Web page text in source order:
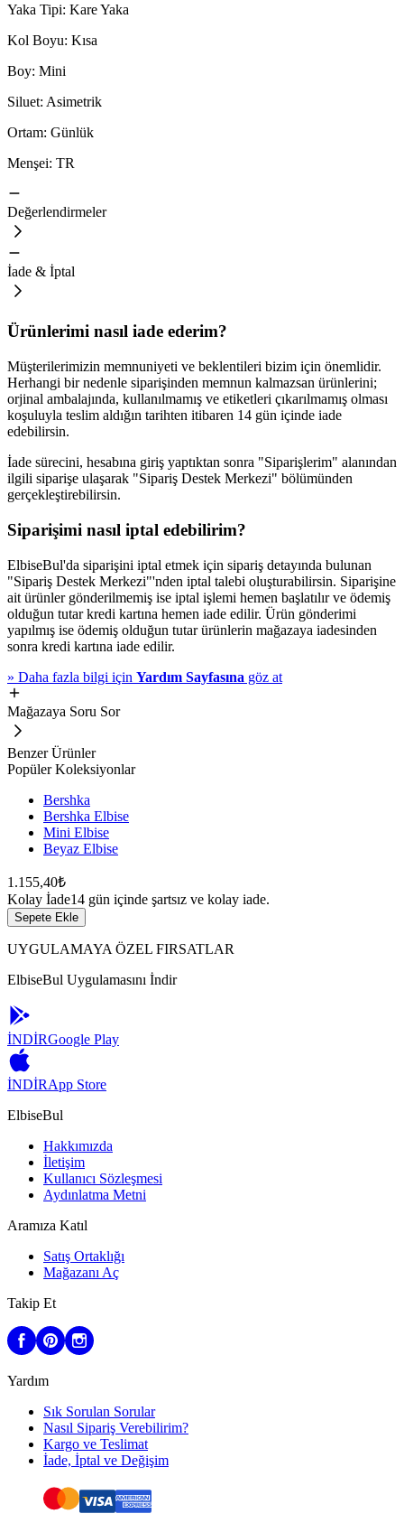
Yaka Tipi: Kare Yaka
Kol Boyu: Kısa
Boy: Mini
Siluet: Asimetrik
Ortam: Günlük
Menşei: TR
Değerlendirmeler
İade & İptal
Ürünlerimi nasıl iade ederim?
Müşterilerimizin memnuniyeti ve beklentileri bizim için önemlidir.
Herhangi bir nedenle siparişinden memnun kalmazsan ürünlerini;
orjinal ambalajında, kullanılmamış ve etiketleri çıkarılmamış olması
koşuluyla teslim aldığın tarihten itibaren 14 gün içinde iade
edebilirsin.
İade sürecini, hesabına giriş yaptıktan sonra "Siparişlerim" alanından
ilgili siparişe ulaşarak "Sipariş Destek Merkezi" bölümünden
gerçekleştirebilirsin.
Siparişimi nasıl iptal edebilirim?
ElbiseBul'da siparişini iptal etmek için sipariş detayında bulunan
"Sipariş Destek Merkezi"'nden iptal talebi oluşturabilirsin. Siparişine
ait ürünler gönderilmemiş ise iptal işlemi hemen başlatılır ve ödemiş
olduğun tutar kredi kartına hemen iade edilir. Ürün gönderimi
yapılmış ise ödemiş olduğun tutar ürünlerin mağazaya iadesinden
sonra kredi kartına iade edilir.
» Daha fazla bilgi için Yardım Sayfasına göz at
Mağazaya Soru Sor
Benzer Ürünler
Popüler Koleksiyonlar
Bershka
Bershka Elbise
Mini Elbise
Beyaz Elbise
1.155,40₺
Kolay İade14 gün içinde şartsız ve kolay iade.
Sepete Ekle
UYGULAMAYA ÖZEL FIRSATLAR
ElbiseBul Uygulamasını İndir
İNDİRGoogle Play
İNDİRApp Store
ElbiseBul
Hakkımızda
İletişim
Kullanıcı Sözleşmesi
Aydınlatma Metni
Aramıza Katıl
Satış Ortaklığı
Mağazanı Aç
Takip Et
Yardım
Sık Sorulan Sorular
Nasıl Sipariş Verebilirim?
Kargo ve Teslimat
İade, İptal ve Değişim